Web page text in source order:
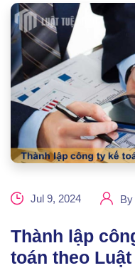
Jul 9, 2024 By
Thành lập
toán theo